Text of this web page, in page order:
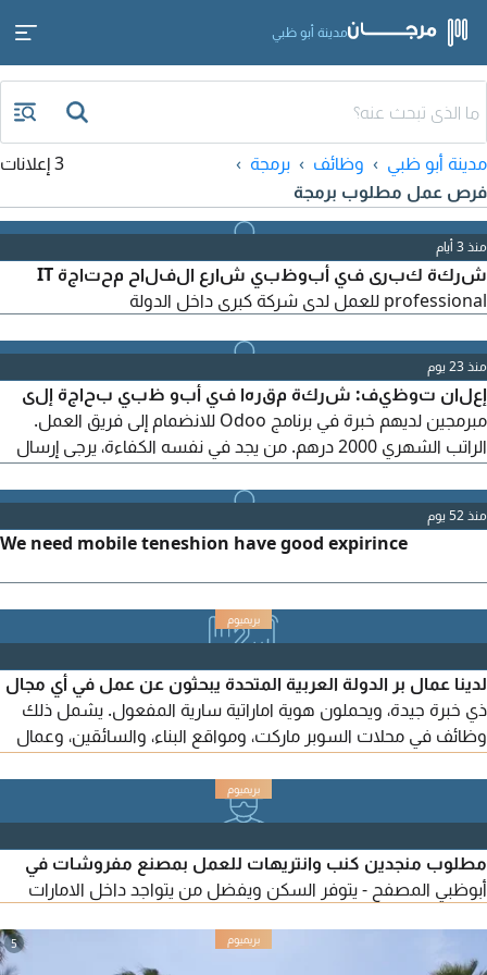
مدينة أبو ظبي
مدينة أبو ظبي وظائف
برمجة
فرص عمل مطلوب برمجة
3 إعلانات
منذ 3 أيام
شركة كبرى في أبوظبي شارع الفلاح محتاجة IT
professional للعمل لدى شركة كبرى داخل الدولة
منذ 23 يوم
إعلان توظيف: شركة مقرها في أبو ظبي بحاجة إلى
مبرمجين لديهم خبرة في برنامج Odoo للانضمام إلى فريق العمل.
الراتب الشهري 2000 درهم. من يجد في نفسه الكفاءة، يرجى إرسال
منذ 52 يوم
We need mobile teneshion have good expirince
لدينا عمال بر الدولة العربية المتحدة يبحثون عن عمل في أي مجال
ذي خبرة جيدة، ويحملون هوية اماراتية سارية المفعول. يشمل ذلك
وظائف في محلات السوبر ماركت، ومواقع البناء، والسائقين، وعمال
مطلوب منجدين كنب وانتريهات للعمل بمصنع مفروشات في
أبوظبي المصفح - يتوفر السكن ويفضل من يتواجد داخل الامارات
5